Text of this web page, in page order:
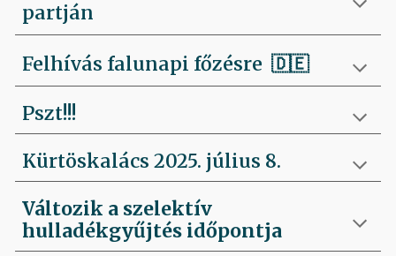
partján
Felhívás falunapi főzésre🇩🇪
Pszt!!!
Kürtöskalács 2025. július 8.
Változik a szelektív
hulladékgyűjtés időpontja